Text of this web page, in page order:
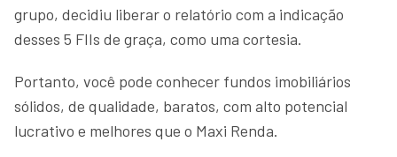
grupo, decidiu liberar o relatório com a indicação
desses 5 FIIs de graça, como uma cortesia.
Portanto, você pode conhecer fundos imobiliários
sólidos, de qualidade, baratos, com alto potencial
lucrativo e melhores que o Maxi Renda.